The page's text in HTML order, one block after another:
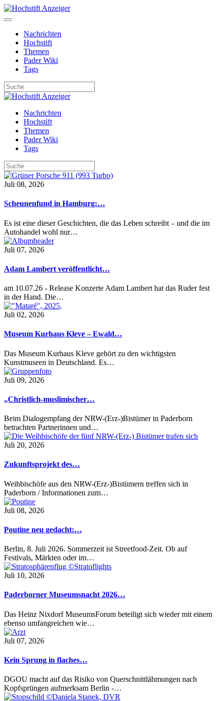
Nachrichten
Hochstift
Themen
Pader Wiki
Tags
Nachrichten
Hochstift
Themen
Pader Wiki
Tags
Juli 08, 2026
Scheunenfund in Hamburg:…
Es ist eine dieser Geschichten, die das Leben schreibt – und die im
Autohandel wohl nur…
Juli 07, 2026
Adam Lambert veröffentlicht…
am 10.07.26 - Release Konzerte Adam Lambert hat das Ruder fest
in der Hand. Die…
Juli 02, 2026
Museum Kurhaus Kleve – Ewald…
Das Museum Kurhaus Kleve gehört zu den wichtigsten
Kunstmuseen in Deutschland. Es…
Juli 09, 2026
„Christlich-muslimischer…
Beim Dialogempfang der NRW-(Erz-)Bistümer in Paderborn
betrachten Partnerinnen und…
Juli 20, 2026
Zukunftsprojekt des…
Weihbischöfe aus den NRW-(Erz-)Bistümern treffen sich in
Paderborn / Informationen zum…
Juli 08, 2026
Poutine neu gedacht:…
Berlin, 8. Juli 2026. Sommerzeit ist Streetfood-Zeit. Ob auf
Festivals, Märkten oder im…
Juli 10, 2026
Paderborner Museumsnacht 2026…
Das Heinz Nixdorf MuseumsForum beteiligt sich wieder mit einem
ebenso umfangreichen wie…
Juli 07, 2026
Kein Sprung in flaches…
DGOU macht auf das Risiko von Querschnittlähmungen nach
Kopfsprüngen aufmerksam Berlin -…